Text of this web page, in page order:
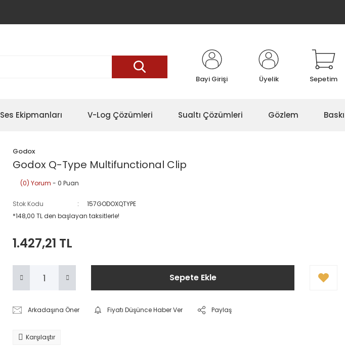
Bayi Girişi Üyelik Sepetim
Ses Ekipmanları V-Log Çözümleri Sualtı Çözümleri Gözlem
Godox
Godox Q-Type Multifunctional Clip
(0) Yorum - 0 Puan
Stok Kodu
157GODOXQTYPE
*148,00 TL den başlayan taksitlerle!
1.427,21 TL
Sepete Ekle
Arkadaşına Öner Fiyatı Düşünce Haber Ver Paylaş
Karşılaştır